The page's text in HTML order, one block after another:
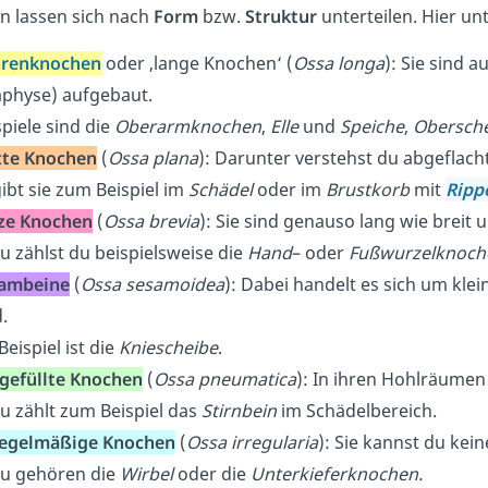
lassen sich nach Form bzw. Struktur unterteilen. Hier
oder ‚lange Knochen‘ (Ossa longa): Sie sind
aufgebaut.
sind die Oberarmknochen, Elleund Speiche,
Knochen (Ossa plana): Darunter verstehst du
sie zum Beispiel im Schädeloder im Brustkorbmit
Knochen (Ossa brevia): Sie sind genauso lang wie breit
zählst du beispielsweise die Hand– oder
(Ossa sesamoidea): Dabei handelt es sich um
ist die Kniescheibe.
Knochen (Ossa pneumatica): In ihren
zählt zum Beispiel das Stirnbein im Schädelbereich.
Knochen (Ossa irregularia): Sie kannst du
gehören die Wirbeloder die Unterkieferknochen.